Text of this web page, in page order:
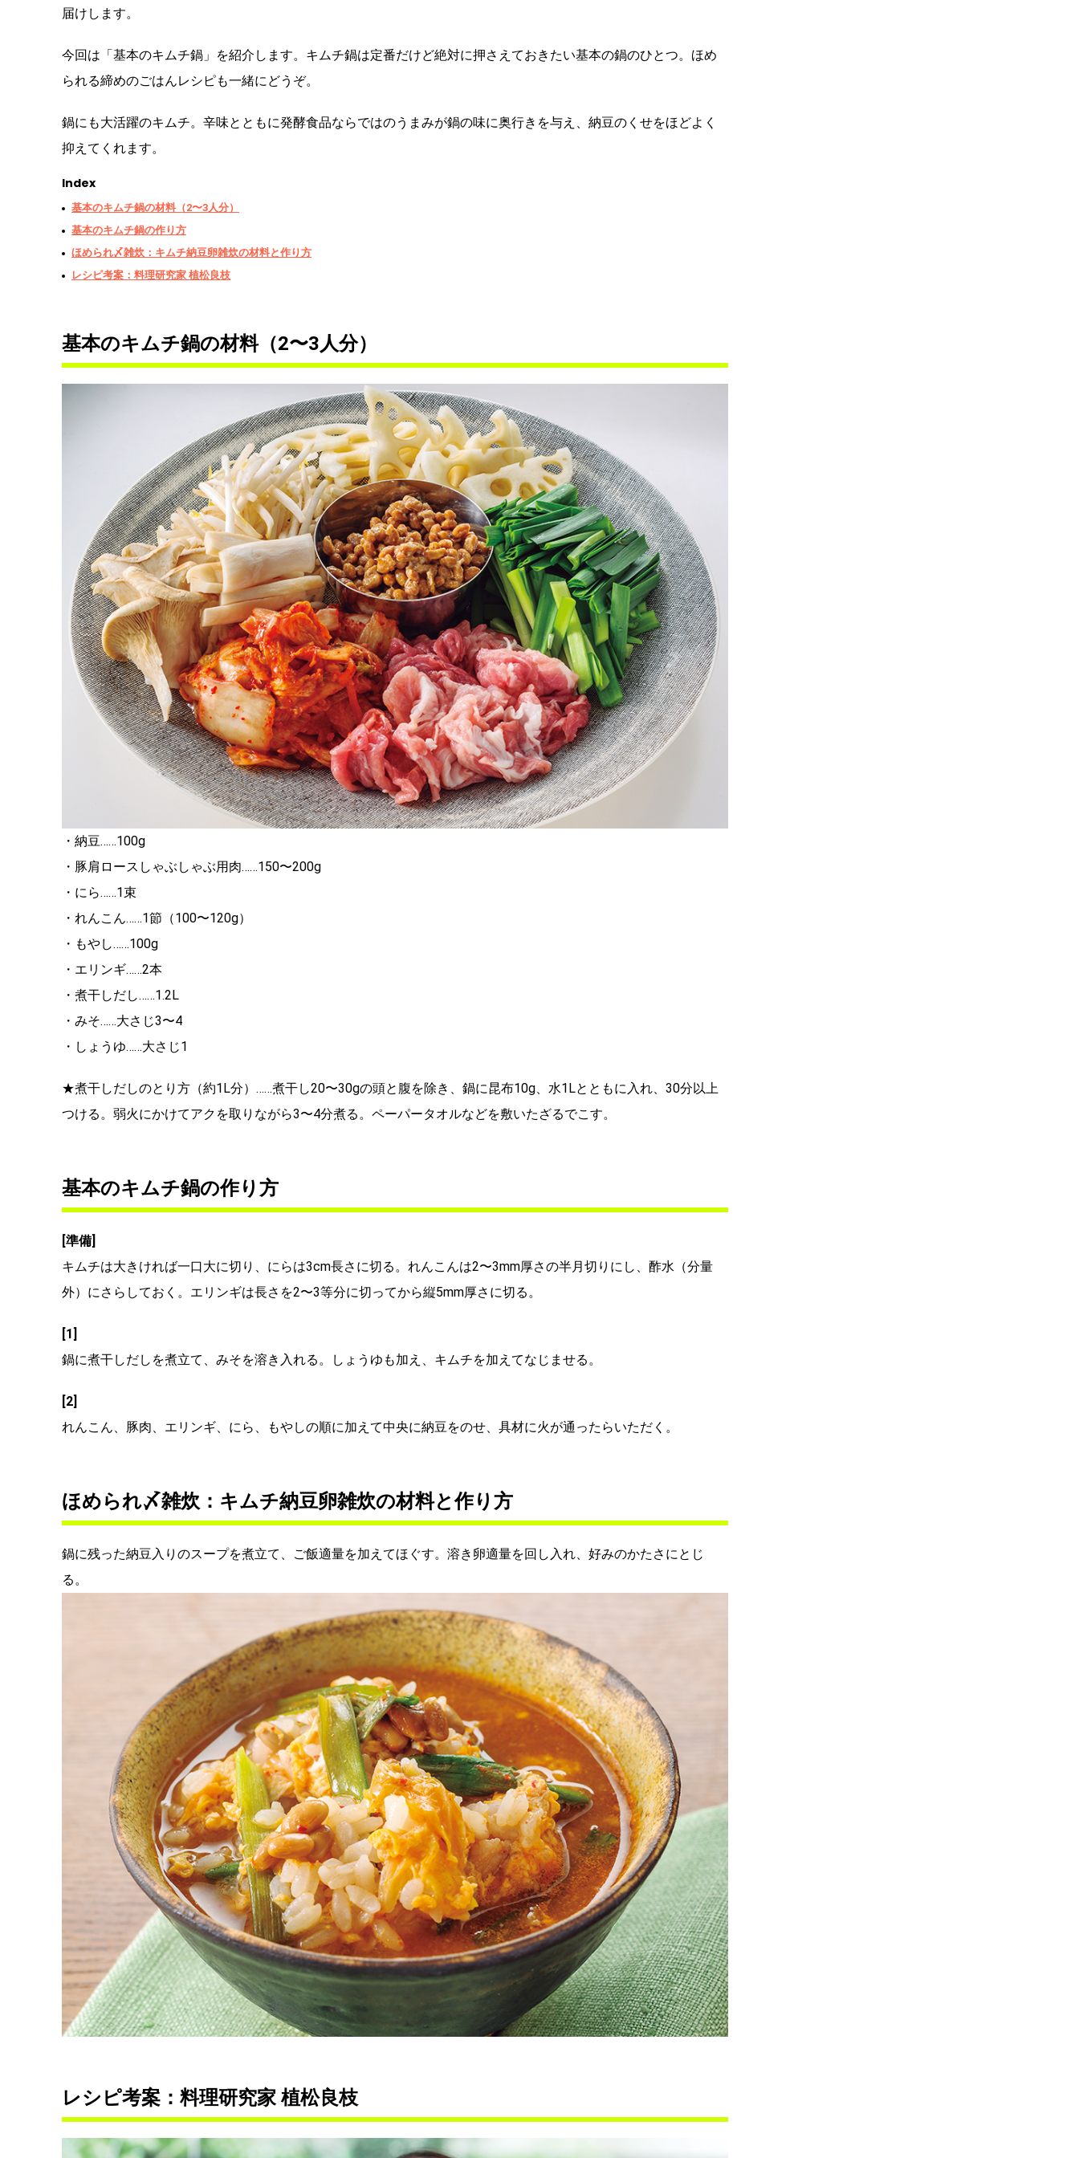
届けします。
今回は「基本のキムチ鍋」を紹介します。キムチ鍋は定番だけど絶対に押さえておきたい基本の鍋のひとつ。ほめ
られる締めのごはんレシピも一緒にどうぞ。
鍋にも大活躍のキムチ。辛味とともに発酵食品ならではのうまみが鍋の味に奥行きを与え、納豆のくせをほどよく
抑えてくれます。
Index
基本のキムチ鍋の材料（2〜3人分）
基本のキムチ鍋の作り方
ほめられ〆雑炊：キムチ納豆卵雑炊の材料と作り方
レシピ考案：料理研究家 植松良枝
基本のキムチ鍋の材料（2〜3人分）
・納豆……100g
・豚肩ロースしゃぶしゃぶ用肉……150〜200g
・にら……1束
・れんこん……1節（100〜120g）
・もやし……100g
・エリンギ……2本
・煮干しだし……1.2L
・みそ……大さじ3〜4
・しょうゆ……大さじ1
★煮干しだしのとり方（約1L分）……煮干し20〜30gの頭と腹を除き、鍋に昆布10g、水1Lとともに入れ、30分以上
つける。弱火にかけてアクを取りながら3〜4分煮る。ペーパータオルなどを敷いたざるでこす。
基本のキムチ鍋の作り方
[準備]
キムチは大きければ一口大に切り、にらは3cm長さに切る。れんこんは2〜3mm厚さの半月切りにし、酢水（分量
外）にさらしておく。エリンギは長さを2〜3等分に切ってから縦5mm厚さに切る。
[1]
鍋に煮干しだしを煮立て、みそを溶き入れる。しょうゆも加え、キムチを加えてなじませる。
[2]
れんこん、豚肉、エリンギ、にら、もやしの順に加えて中央に納豆をのせ、具材に火が通ったらいただく。
ほめられ〆雑炊：キムチ納豆卵雑炊の材料と作り方
鍋に残った納豆入りのスープを煮立て、ご飯適量を加えてほぐす。溶き卵適量を回し入れ、好みのかたさにとじ
る。
レシピ考案：料理研究家 植松良枝